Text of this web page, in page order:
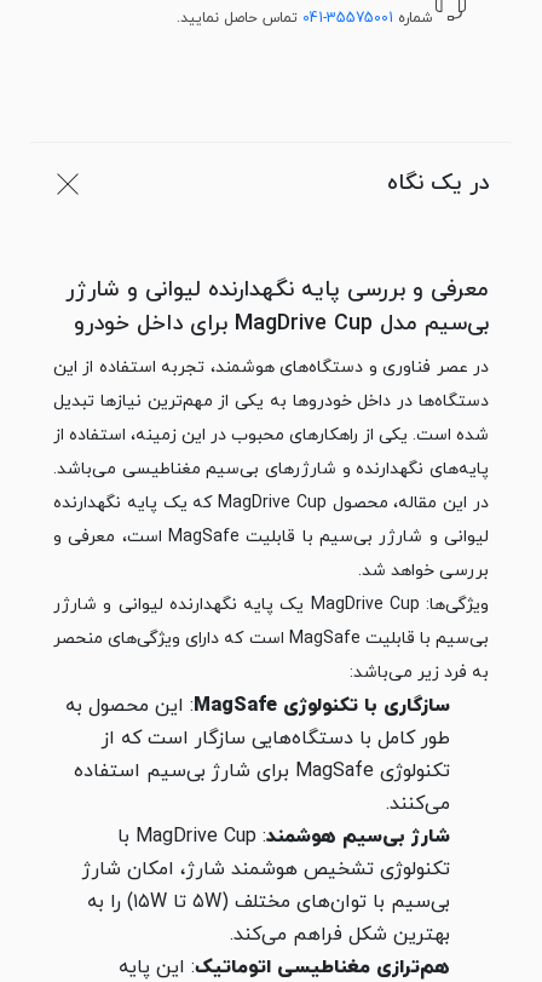
شماره 041-35575001 تماس حاصل نمایید.
در یک نگاه
معرفی و بررسی پایه نگهدارنده لیوانی و شارژر
بی‌سیم مدل MagDrive Cup برای داخل خودرو
در عصر فناوری و دستگاه‌های هوشمند، تجربه استفاده از این
دستگاه‌ها در داخل خودروها به یکی از مهم‌ترین نیازها تبدیل
شده است. یکی از راهکارهای محبوب در این زمینه، استفاده از
پایه‌های نگهدارنده و شارژرهای بی‌سیم مغناطیسی می‌باشد.
در این مقاله، محصول MagDrive Cup که یک پایه نگهدارنده
لیوانی و شارژر بی‌سیم با قابلیت MagSafe است، معرفی و
بررسی خواهد شد.
ویژگی‌ها: MagDrive Cup یک پایه نگهدارنده لیوانی و شارژر
بی‌سیم با قابلیت MagSafe است که دارای ویژگی‌های منحصر
به فرد زیر می‌باشد:
سازگاری با تکنولوژی MagSafe
: این محصول به
طور کامل با دستگاه‌هایی سازگار است که از
تکنولوژی MagSafe برای شارژ بی‌سیم استفاده
می‌کنند.
شارژ بی‌سیم هوشمند
: MagDrive Cup با
تکنولوژی تشخیص هوشمند شارژ، امکان شارژ
بی‌سیم با توان‌های مختلف (۵W تا ۱۵W) را به
بهترین شکل فراهم می‌کند.
هم‌ترازی مغناطیسی اتوماتیک: این پایه